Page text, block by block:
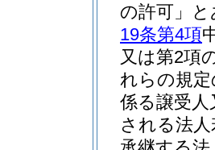
の許可」
19条第4項
又は第2項
れらの規
係る譲受
される法